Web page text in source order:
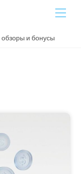
обзоры и бонусы